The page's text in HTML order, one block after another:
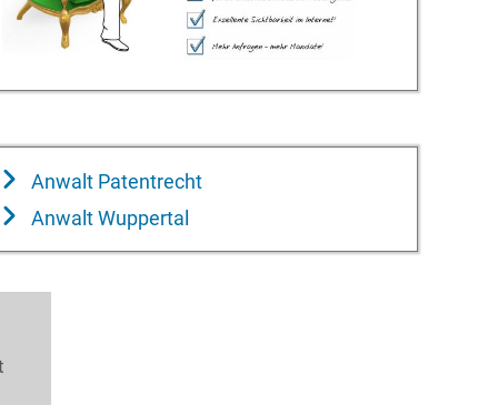
Anwalt Patentrecht
Anwalt Wuppertal